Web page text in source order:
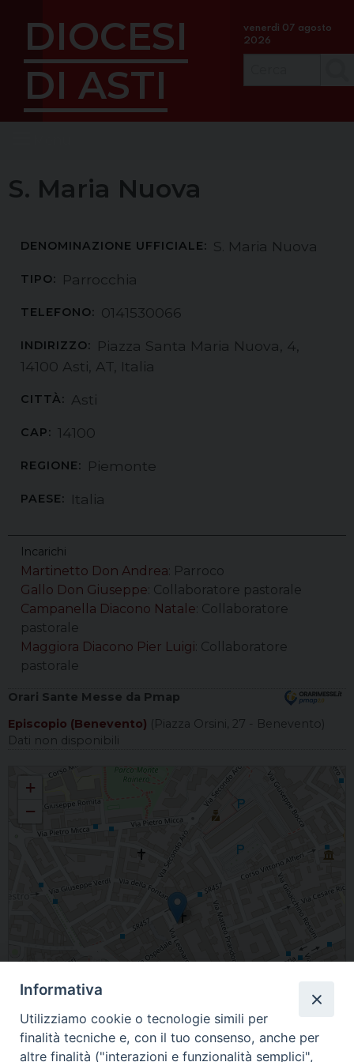
c
venerdì 07 agosto
2026
DIOCESI
DI ASTI
S. Maria Nuova
DENOMINAZIONE UFFICIALE: S. Maria Nuova
TIPO: Parrocchia
TELEFONO: 0141530066
INDIRIZZO:
Piazza Santa Maria Nuova, 4,
14100 Asti, AT, Italia
CITTÀ: Asti
CAP: 14100
REGIONE: Piemonte
PAESE: Italia
Incarichi
Martinetto Don Andrea : Parroco
Gallo Don Giuseppe : Collaboratore pastorale
Campanella Diacono Natale : Collaboratore
pastorale
Maggiora Diacono Pier Luigi : Collaboratore
pastorale
Orari Sante Messe da Pmap
Episcopio (Benevento) (Piazza Orsini, 27 - Benevento)
Dati non disponibili
S. Maria Nuova
+
−
Informativa
Utilizziamo cookie o tecnologie simili per
finalità tecniche e, con il tuo consenso, anche per
altre finalità ("interazioni e funzionalità semplici",